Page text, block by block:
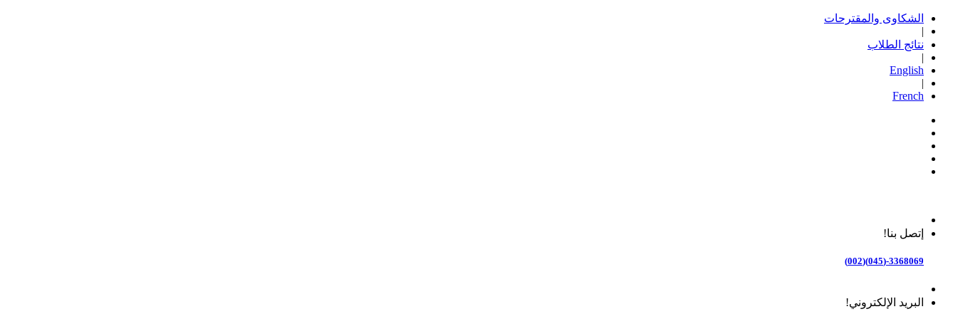
الشكاوى والمقترحات
|
نتائج الطلاب
|
English
|
French
إتصل بنا!
3368069-(045)(002)
البريد الإلكتروني!